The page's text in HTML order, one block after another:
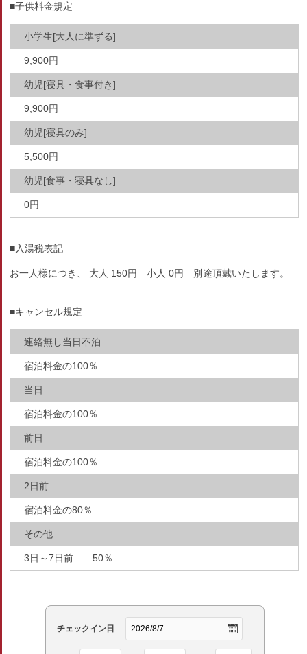
■子供料金規定
小学生[大人に準ずる]
9,900円
幼児[寝具・食事付き]
9,900円
幼児[寝具のみ]
5,500円
幼児[食事・寝具なし]
0円
■入湯税表記
お一人様につき、 大人 150円 小人 0円 別途頂戴いたします。
■キャンセル規定
連絡無し当日不泊
宿泊料金の100％
当日
宿泊料金の100％
前日
宿泊料金の100％
2日前
宿泊料金の80％
その他
3日～7日前 50％
チェックイン日